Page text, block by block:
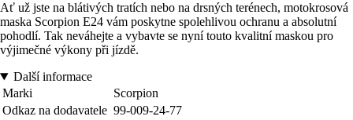
Ať už jste na blátivých tratích nebo na drsných terénech, motokrosová
maska Scorpion E24 vám poskytne spolehlivou ochranu a absolutní
pohodlí. Tak neváhejte a vybavte se nyní touto kvalitní maskou pro
výjimečné výkony při jízdě.
Další informace
Marki
Scorpion
Odkaz na dodavatele 99-009-24-77